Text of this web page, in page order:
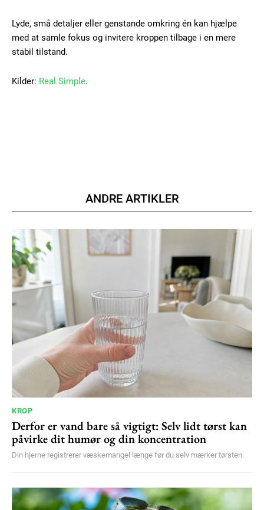
Lyde, små detaljer eller genstande omkring én kan hjælpe
med at samle fokus og invitere kroppen tilbage i en mere
stabil tilstand.
Kilder: Real Simple.
ANDRE ARTIKLER
KROP
Derfor er vand bare så vigtigt: Selv lidt tørst kan
påvirke dit humør og din koncentration
Din hjerne registrerer væskemangel længe før du selv mærker tørsten.